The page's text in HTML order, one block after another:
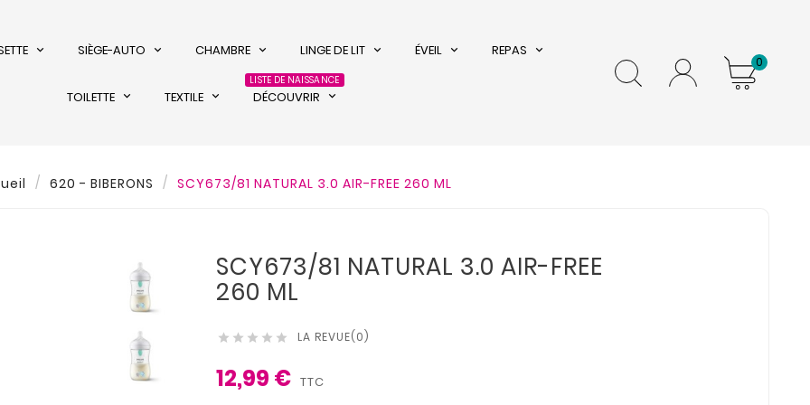
SIÈGE-AUTO CHAMBRE LINGE DE LIT ÉVEIL REPAS
TOILETTE TEXTILE DÉCOUVRIR
LISTE DE NAISSANCE
0
620 - BIBERONS SCY673/81 NATURAL 3.0 AIR-FREE 260 ML
SCY673/81 NATURAL 3.0 AIR-FREE
260 ML
     LA REVUE(0)
12,99 € TTC